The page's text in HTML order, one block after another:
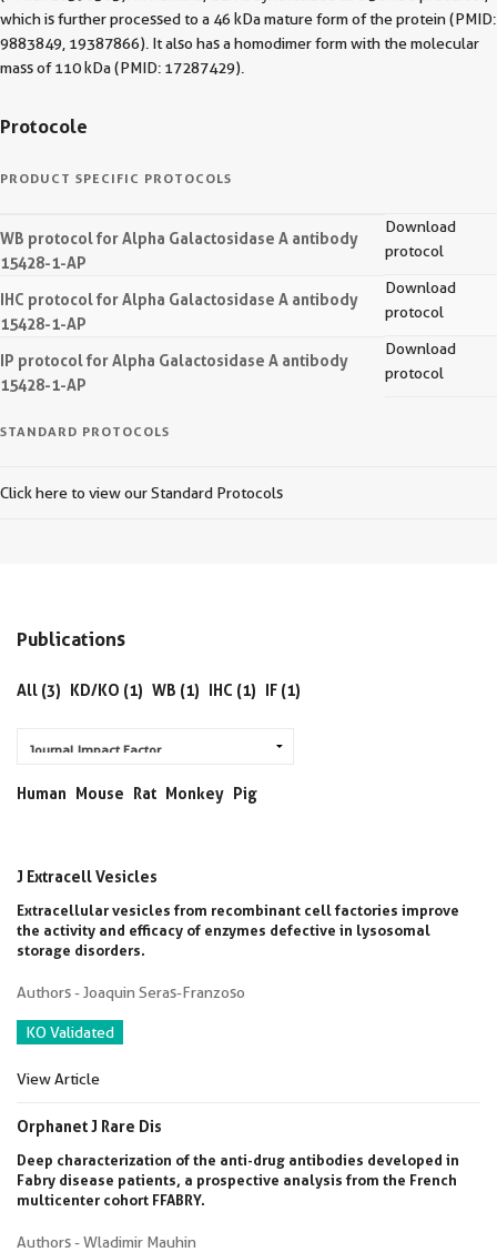
which is further processed to a 46 kDa mature form of the protein (PMID:
9883849, 19387866). It also has a homodimer form with the molecular
mass of 110 kDa (PMID: 17287429).
Protocole
PRODUCT SPECIFIC PROTOCOLS
WB protocol for Alpha Galactosidase A antibody
15428-1-AP
Download
protocol
IHC protocol for Alpha Galactosidase A antibody
15428-1-AP
Download
protocol
IP protocol for Alpha Galactosidase A antibody
15428-1-AP
Download
protocol
STANDARD PROTOCOLS
Click here to view our Standard Protocols
Publications
All (3) KD/KO (1) WB (1) IHC (1) IF (1)
Human Mouse Rat Monkey Pig
J Extracell Vesicles
Extracellular vesicles from recombinant cell factories improve
the activity and efficacy of enzymes defective in lysosomal
storage disorders.
Authors - Joaquin Seras-Franzoso
KO Validated
View Article
Orphanet J Rare Dis
Deep characterization of the anti-drug antibodies developed in
Fabry disease patients, a prospective analysis from the French
multicenter cohort FFABRY.
Authors - Wladimir Mauhin